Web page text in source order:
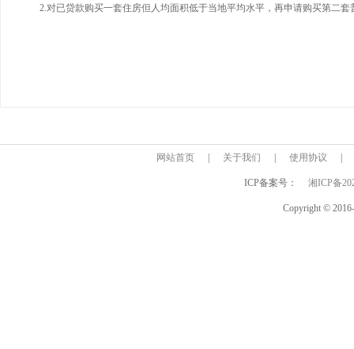
2.对已贷款购买一套住房但人均面积低于当地平均水平，再申请购买第二
网站首页 关于我们 使用协议
ICP备案号： 湘ICP备
Copyright ©